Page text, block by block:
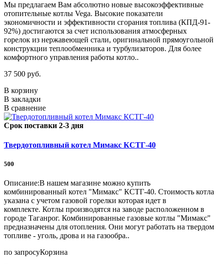
Мы предлагаем Вам абсолютно новые высокоэффективные
отопительные котлы Vega. Высокие показатели
экономичности и эффективности сгорания топлива (КПД-91-
92%) достигаются за счет использования атмосферных
горелок из нержавеющей стали, оригинальной прямоугольной
конструкции теплообменника и турбулизаторов. Для более
комфортного управления работы котло..
37 500 руб.
В корзину
В закладки
В сравнение
Срок поставки 2-3 дня
Твердотопливный котел Мимакс КСТГ-40
500
Описание:В нашем магазине можно купить
комбинированный котел "Мимакс" КСТГ-40. Стоимость котла
указана с учетом газовой горелки которая идет в
комплекте. Котлы производятся на заводе расположенном в
городе Таганрог. Комбинированные газовые котлы "Мимакс"
предназначены для отопления. Они могут работать на твердом
топливе - уголь, дрова и на газообра..
по запросуКорзина